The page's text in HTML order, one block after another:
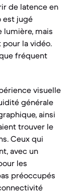
de latence en
est jugé
lumière, mais
la vidéo.
fréquent
visuelle
générale
ainsi
trouver le
Ceux qui
avec un
les
préoccupés